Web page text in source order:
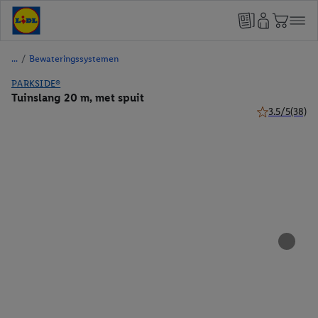
/ Bewateringssystemen
PARKSIDE®
Tuinslang 20 m, met spuit
3.5/5(38)